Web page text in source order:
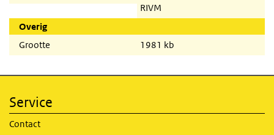
RIVM
Overig
Grootte
1981 kb
Service
Contact